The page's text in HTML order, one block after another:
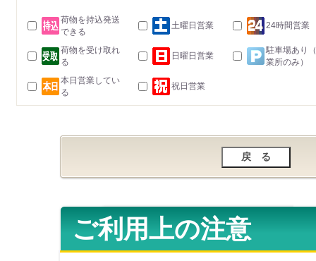
荷物を持込発送
できる
土曜日営業 24時間営業
荷物を受け取れ
る
日曜日営業
駐車場あり
業所のみ）
本日営業してい
る
祝日営業
ご利用上の注意